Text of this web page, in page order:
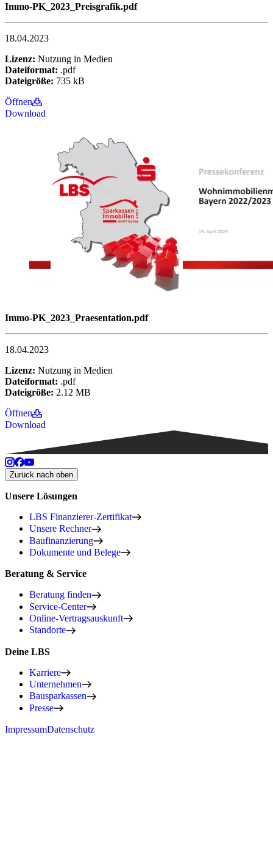
Immo-PK_2023_Preisgrafik.pdf
18.04.2023
Lizenz: Nutzung in Medien
Dateiformat: .pdf
Dateigröße: 735 kB
Öffnen
Download
Immo-PK_2023_Praesentation.pdf
18.04.2023
Lizenz: Nutzung in Medien
Dateiformat: .pdf
Dateigröße: 2.12 MB
Öffnen
Download
Zurück nach oben
Unsere Lösungen
LBS Finanzierer-Zertifikat
Unsere Rechner
Baufinanzierung
Dokumente und Belege
Beratung & Service
Beratung finden
Service-Center
Online-Vertragsauskunft
Standorte
Deine LBS
Karriere
Unternehmen
Bausparkassen
Presse
ImpressumDatenschutz